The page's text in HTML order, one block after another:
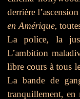
derrière
en Amérique,
La police, la
L’ambition
libre cours à tous
La bande de
tranquillement, en